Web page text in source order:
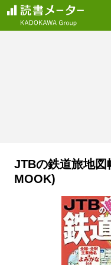
JTBの鉄道旅地
MOOK)